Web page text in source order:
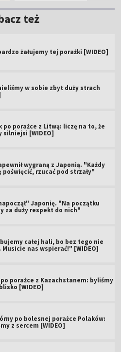
też
żałujemy tej porażki [WIDEO]
w sobie zbyt duży strach
po porażce z Litwą: liczę na to, że
silniejsi [WIDEO]
wygraną z Japonią. "Każdy
poświęcić, rzucać pod strzały"
Japonię. "Na początku
za duży respekt do nich"
całej hali, bo bez tego nie
nas wspierać!" [WIDEO]
porażce z Kazachstanem: byliśmy
[WIDEO]
po bolesnej porażce Polaków:
z sercem [WIDEO]